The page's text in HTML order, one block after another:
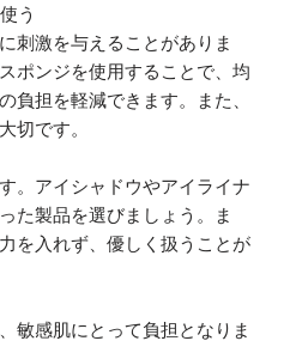
う
刺激を与えることがありま
ポンジを使用することで、均
負担を軽減できます。また、
切です。
。アイシャドウやアイライナ
た製品を選びましょう。ま
を入れず、優しく扱うことが
敏感肌にとって負担となりま